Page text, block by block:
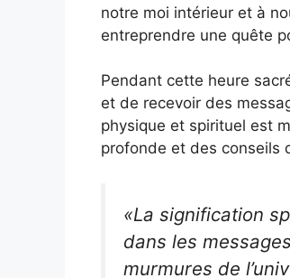
notre moi intérieur et à
entreprendre une quête
Pendant cette heure
et de recevoir des
physique et spirituel est
profonde et des conseils
«La signification
dans les
murmures de